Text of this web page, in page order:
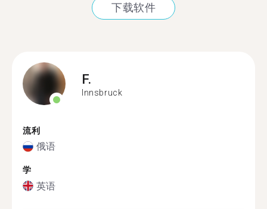
下载软件
F.
Innsbruck
流利
俄语
学
英语